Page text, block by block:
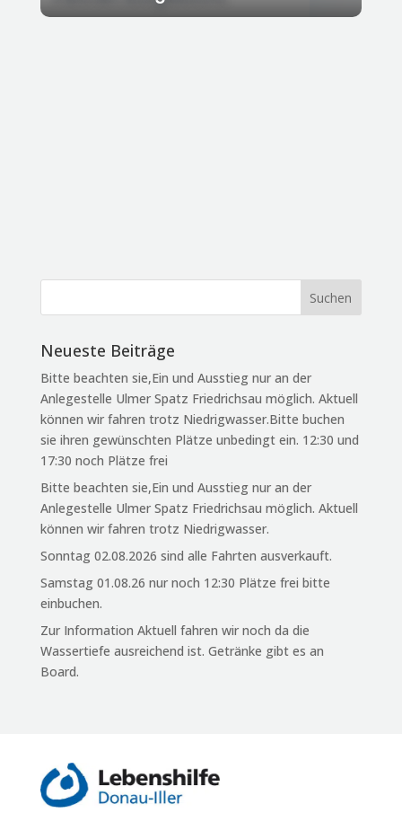
Neueste Beiträge
Bitte beachten sie,Ein und Ausstieg nur an der
Anlegestelle Ulmer Spatz Friedrichsau möglich. Aktuell
können wir fahren trotz Niedrigwasser.Bitte buchen
sie ihren gewünschten Plätze unbedingt ein. 12:30 und
17:30 noch Plätze frei
Bitte beachten sie,Ein und Ausstieg nur an der
Anlegestelle Ulmer Spatz Friedrichsau möglich. Aktuell
können wir fahren trotz Niedrigwasser.
Sonntag 02.08.2026 sind alle Fahrten ausverkauft.
Samstag 01.08.26 nur noch 12:30 Plätze frei bitte
einbuchen.
Zur Information Aktuell fahren wir noch da die
Wassertiefe ausreichend ist. Getränke gibt es an
Board.